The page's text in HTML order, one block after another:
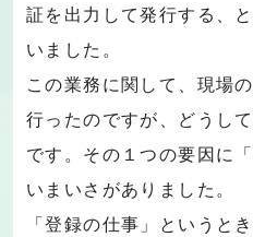
証を出力して発行する、
いました。
この業務に関して、現場
行ったのですが、どうし
です。その１つの要因に
いまいさがありました。
「登録の仕事」というと